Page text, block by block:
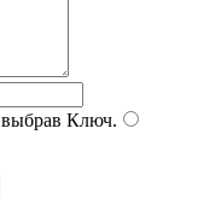
Ключ.